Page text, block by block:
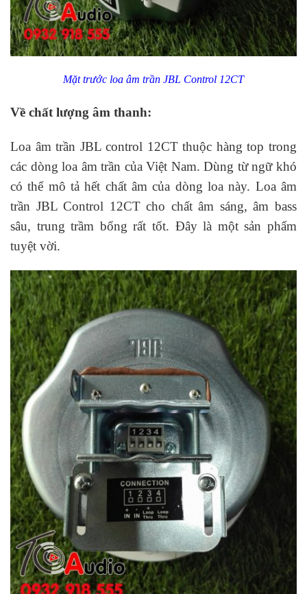
Mặt trước loa âm trần JBL Control 12CT
Về chất lượng âm thanh:
Loa âm trần JBL control 12CT thuộc hàng top trong
các dòng loa âm trần của Việt Nam. Dùng từ ngữ khó
có thể mô tả hết chất âm của dòng loa này. Loa âm
trần JBL Control 12CT cho chất âm sáng, âm bass
sâu, trung trầm bổng rất tốt. Đây là một sản phẩm
tuyệt vời.